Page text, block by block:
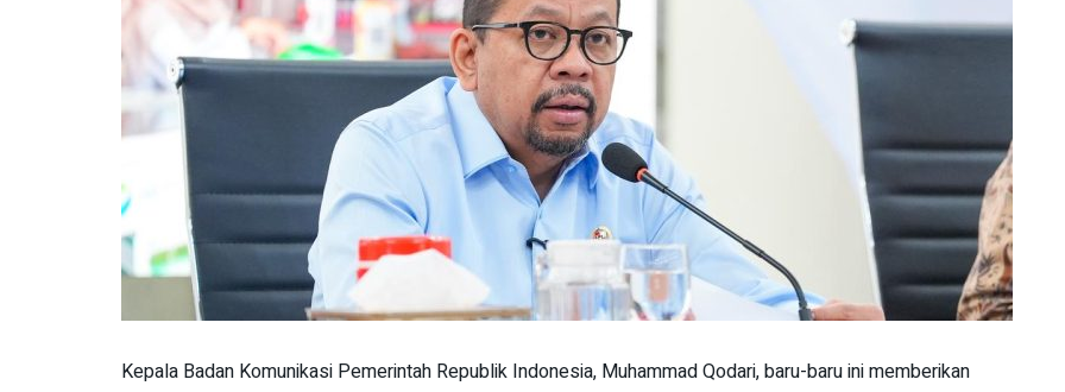
Kepala Badan Komunikasi Pemerintah Republik Indonesia, Muhammad Qodari, baru-baru ini memberikan